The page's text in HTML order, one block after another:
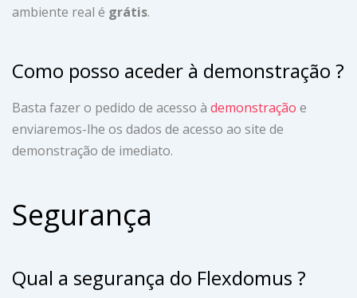
ambiente real é grátis.
Como posso aceder à demonstração ?
Basta fazer o pedido de acesso à demonstração e
enviaremos-lhe os dados de acesso ao site de
demonstração de imediato.
Segurança
Qual a segurança do Flexdomus ?